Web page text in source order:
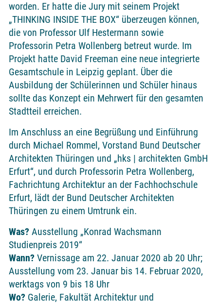
worden. Er hatte die Jury mit seinem Projekt
„THINKING INSIDE THE BOX“ überzeugen können,
die von Professor Ulf Hestermann sowie
Professorin Petra Wollenberg betreut wurde. Im
Projekt hatte David Freeman eine neue integrierte
Gesamtschule in Leipzig geplant. Über die
Ausbildung der Schülerinnen und Schüler hinaus
sollte das Konzept ein Mehrwert für den gesamten
Stadtteil erreichen.
Im Anschluss an eine Begrüßung und Einführung
durch Michael Rommel, Vorstand Bund Deutscher
Architekten Thüringen und „hks | architekten GmbH
Erfurt“, und durch Professorin Petra Wollenberg,
Fachrichtung Architektur an der Fachhochschule
Erfurt, lädt der Bund Deutscher Architekten
Thüringen zu einem Umtrunk ein.
Was? Ausstellung „Konrad Wachsmann
Studienpreis 2019“
Wann? Vernissage am 22. Januar 2020 ab 20 Uhr;
Ausstellung vom 23. Januar bis 14. Februar 2020,
werktags von 9 bis 18 Uhr
Wo? Galerie, Fakultät Architektur und